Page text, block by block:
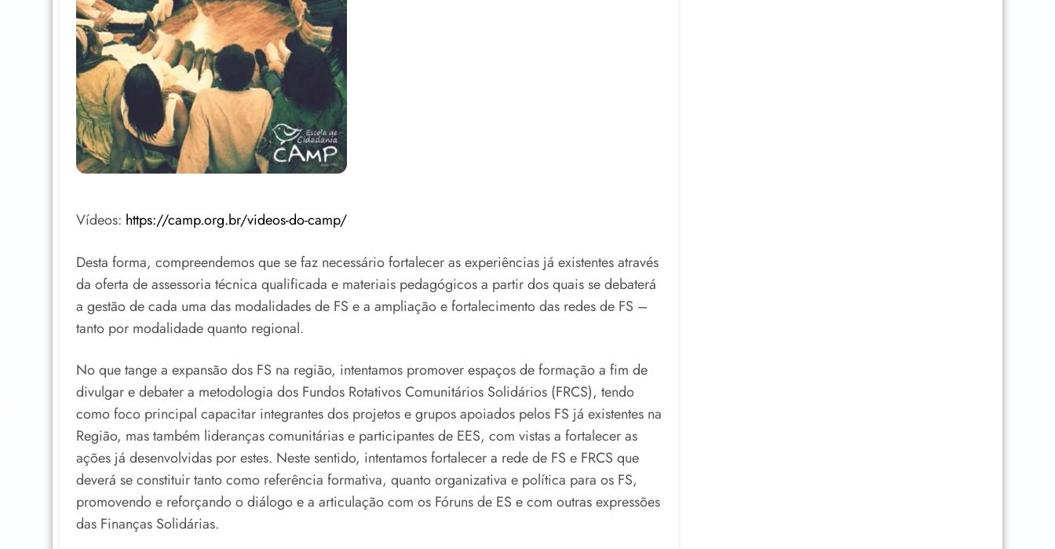
Vídeos: https://camp.org.br/videos-do-camp/
Desta forma, compreendemos que se faz necessário fortalecer as experiências já existentes através
da oferta de assessoria técnica qualificada e materiais pedagógicos a partir dos quais se debaterá
a gestão de cada uma das modalidades de FS e a ampliação e fortalecimento das redes de FS –
tanto por modalidade quanto regional.
No que tange a expansão dos FS na região, intentamos promover espaços de formação a fim de
divulgar e debater a metodologia dos Fundos Rotativos Comunitários Solidários (FRCS), tendo
como foco principal capacitar integrantes dos projetos e grupos apoiados pelos FS já existentes na
Região, mas também lideranças comunitárias e participantes de EES, com vistas a fortalecer as
ações já desenvolvidas por estes. Neste sentido, intentamos fortalecer a rede de FS e FRCS que
deverá se constituir tanto como referência formativa, quanto organizativa e política para os FS,
promovendo e reforçando o diálogo e a articulação com os Fóruns de ES e com outras expressões
das Finanças Solidárias.